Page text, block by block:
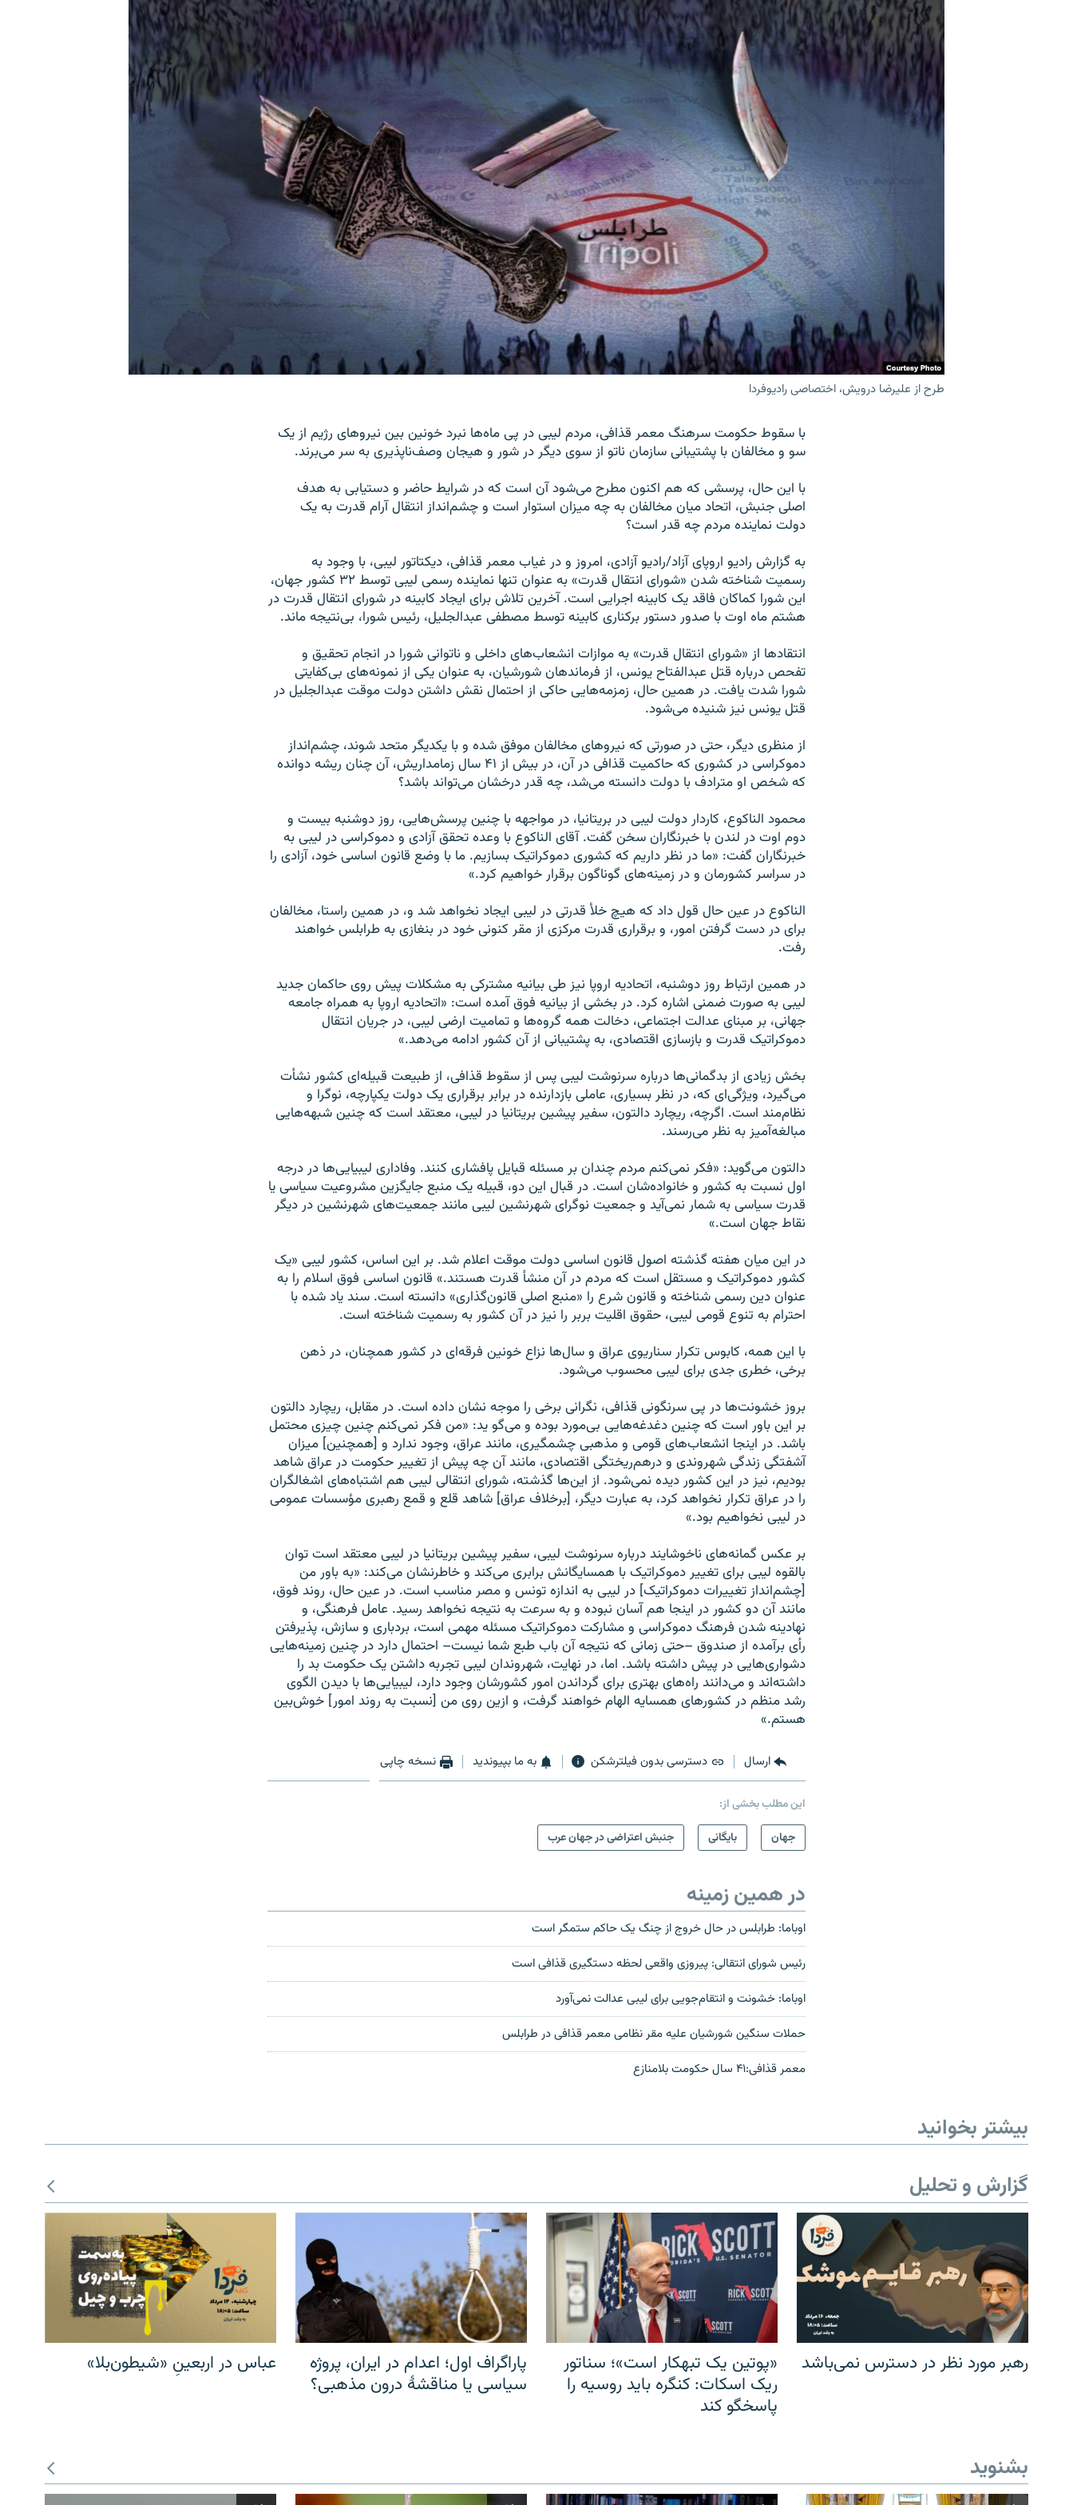
طرح از علیرضا درویش، اختصاصی رادیوفردا
با سقوط حکومت سرهنگ معمر قذافی، مردم لیبی در پی ماه‌ها نبرد خونین بین نیروهای رژیم از یک
سو و مخالفان با پشتیبانی سازمان ناتو از سوی دیگر در شور و هیجان وصف‌ناپذیری به سر می‌برند.
با این حال، پرسشی که هم اکنون مطرح می‌شود آن است که در شرایط حاضر و دستیابی به هدف
اصلی جنبش، اتحاد میان مخالفان به چه میزان استوار است و چشم‌انداز انتقال آرام قدرت به یک
دولت نماینده مردم چه قدر است؟
به گزارش رادیو اروپای آزاد/رادیو آزادی، امروز و در غیاب معمر قذافی، دیکتاتور لیبی، با وجود به
رسمیت شناخته شدن «شورای انتقال قدرت» به عنوان تنها نماینده رسمی لیبی توسط ۳۲ کشور جهان،
این شورا کماکان فاقد یک کابینه اجرایی است. آخرین تلاش برای ایجاد کابینه در شورای انتقال قدرت در
هشتم ماه اوت با صدور دستور برکناری کابینه توسط مصطفی عبدالجلیل، رئیس شورا، بی‌نتیجه ماند.
انتقاد‌ها از «شورای انتقال قدرت» به موازات انشعاب‌های داخلی و ناتوانی شورا در انجام تحقیق و
تفحص درباره قتل عبدالفتاح یونس، از فرماندهان شورشیان، به عنوان یکی از نمونه‌های بی‌کفایتی
شورا شدت یافت. در همین حال، زمزمه‌هایی حاکی از احتمال نقش داشتن دولت موقت عبدالجلیل در
قتل یونس نیز شنیده می‌شود.
از منظری دیگر، حتی در صورتی که نیروهای مخالفان موفق شده و با یکدیگر متحد شوند، چشم‌انداز
دموکراسی در کشوری که حاکمیت قذافی در آن، در بیش از ۴۱ سال زمامداریش، آن چنان ریشه دوانده
که شخص او مترادف با دولت دانسته می‌شد، چه قدر درخشان می‌تواند باشد؟
محمود الناکوع، کاردار دولت لیبی در بریتانیا، در مواجهه با چنین پرسش‌هایی، روز دوشنبه بیست و
دوم اوت در لندن با خبرنگاران سخن گفت. آقای الناکوع با وعده تحقق آزادی و دموکراسی در لیبی به
خبرنگاران گفت: «ما در نظر داریم که کشوری دموکراتیک بسازیم. ما با وضع قانون اساسی خود، آزادی را
در سراسر کشورمان و در زمینه‌های گوناگون برقرار خواهیم کرد.»
الناکوع در عین حال قول داد که هیچ خلأ قدرتی در لیبی ایجاد نخواهد شد و، در همین راستا، مخالفان
برای در دست گرفتن امور، و برقراری قدرت مرکزی از مقر کنونی خود در بنغازی به طرابلس خواهند
رفت.
در همین ارتباط روز دوشنبه، اتحادیه اروپا نیز طی بیانیه مشترکی به مشکلات پیش روی حاکمان جدید
لیبی به صورت ضمنی اشاره کرد. در بخشی از بیانیه فوق آمده است: «اتحادیه اروپا به همراه جامعه
جهانی، بر مبنای عدالت اجتماعی، دخالت همه گروه‌ها و تمامیت ارضی لیبی، در جریان انتقال
دموکراتیک قدرت و بازسازی اقتصادی، به پشتیبانی از آن کشور ادامه می‌دهد.»
بخش زیادی از بدگمانی‌ها درباره سرنوشت لیبی پس از سقوط قذافی، از طبیعت قبیله‌ای کشور نشأت
می‌گیرد، ویژگی‌ای که، در نظر بسیاری، عاملی بازدارنده در برابر برقراری یک دولت یکپارچه، نوگرا و
نظام‌مند است. اگرچه، ریچارد دالتون، سفیر پیشین بریتانیا در لیبی، معتقد است که چنین شبهه‌هایی
مبالغه‌آمیز به نظر می‌رسند.
دالتون می‌گوید: «فکر نمی‌کنم مردم چندان بر مسئله قبایل پافشاری کنند. وفاداری لیبیایی‌ها در درجه
اول نسبت به کشور و خانواده‌شان است. در قبال این دو، قبیله یک منبع جایگزین مشروعیت سیاسی یا
قدرت سیاسی به شمار نمی‌آید و جمعیت نوگرای شهرنشین لیبی مانند جمعیت‌های شهرنشین در دیگر
نقاط جهان است.»
در این میان هفته گذشته اصول قانون اساسی دولت موقت اعلام شد. بر این اساس، کشور لیبی «یک
کشور دموکراتیک و مستقل است که مردم در آن منشأ قدرت هستند.» قانون اساسی فوق اسلام را به
عنوان دین رسمی شناخته و قانون شرع را «منبع اصلی قانون‌گذاری» دانسته است. سند یاد شده با
احترام به تنوع قومی لیبی، حقوق اقلیت بربر را نیز در آن کشور به رسمیت شناخته است.
با این همه، کابوس تکرار سناریوی عراق و سال‌ها نزاع خونین فرقه‌ای در کشور همچنان، در ذهن
برخی، خطری جدی برای لیبی محسوب می‌شود.
بروز خشونت‌ها در پی سرنگونی قذافی، نگرانی برخی را موجه نشان داده است. در مقابل، ریچارد دالتون
بر این باور است که چنین دغدغه‌هایی بی‌مورد بوده و می‌گو ید: «من فکر نمی‌کنم چنین چیزی محتمل
باشد. در اینجا انشعاب‌های قومی و مذهبی چشمگیری، مانند عراق، وجود ندارد و [همچنین] میزان
آشفتگی زندگی شهروندی و درهم‌ریختگی اقتصادی، مانند آن چه پیش از تغییر حکومت در عراق شاهد
بودیم، نیز در این کشور دیده نمی‌شود. از این‌ها گذشته، شورای انتقالی لیبی هم اشتباه‌های اشغالگران
را در عراق تکرار نخواهد کرد، به عبارت دیگر، [برخلاف عراق] شاهد قلع و قمع رهبری مؤسسات عمومی
در لیبی نخواهیم بود.»
بر عکس گمانه‌های ناخوشایند درباره سرنوشت لیبی، سفیر پیشین بریتانیا در لیبی معتقد است توان
بالقوه لیبی برای تغییر دموکراتیک با همسایگانش برابری می‌کند و خاطرنشان می‌کند: «به باور من
[چشم‌انداز تغییرات دموکراتیک] در لیبی به اندازه تونس و مصر مناسب است. در عین حال، روند فوق،
مانند آن دو کشور در اینجا هم آسان نبوده و به سرعت به نتیجه نخواهد رسید. عامل فرهنگی، و
نهادینه شدن فرهنگ دموکراسی و مشارکت دموکراتیک مسئله مهمی است، بردباری و سازش، پذیرفتن
رأی برآمده از صندوق –حتی زمانی که نتیجه آن باب طبع شما نیست– احتمال دارد در چنین زمینه‌هایی
دشواری‌هایی در پیش داشته باشد. اما، در ‌‌نهایت، شهروندان لیبی تجربه داشتن یک حکومت بد را
داشته‌اند و می‌دانند راه‌های بهتری برای گرداندن امور کشورشان وجود دارد، لیبیایی‌ها با دیدن الگوی
رشد منظم در کشورهای همسایه الهام خواهند گرفت، و ازین روی من [نسبت به روند امور] خوش‌بین
هستم.»
ارسال دسترسی بدون فیلترشکن به ما بپیوندید نسخه چاپی
این مطلب بخشی از:
جهان
بایگانی جنبش اعتراضی در جهان عرب
در همین زمینه
اوباما: طرابلس در حال خروج از چنگ یک حاکم ستمگر است
رئیس شورای انتقالی: پیروزی واقعی لحظه دستگیری قذافی است
اوباما: خشونت و انتقام‌جویی برای لیبی عدالت نمی‌آورد
حملات سنگين شورشيان عليه مقر نظامی معمر قذافی در طرابلس
معمر قذافی:‌۴۱ سال حکومت بلامنازع
بیشتر بخوانید
گزارش و تحلیل
رهبر مورد نظر در دسترس نمی‌باشد
«پوتین یک تبهکار است»؛ سناتور
ریک اسکات: کنگره باید روسیه را
پاسخگو کند
پاراگراف اول؛ اعدام در ایران، پروژه
سیاسی یا مناقشهٔ درون مذهبی؟
عباس در اربعینِ «شیطون‌بلا»
بشنوید